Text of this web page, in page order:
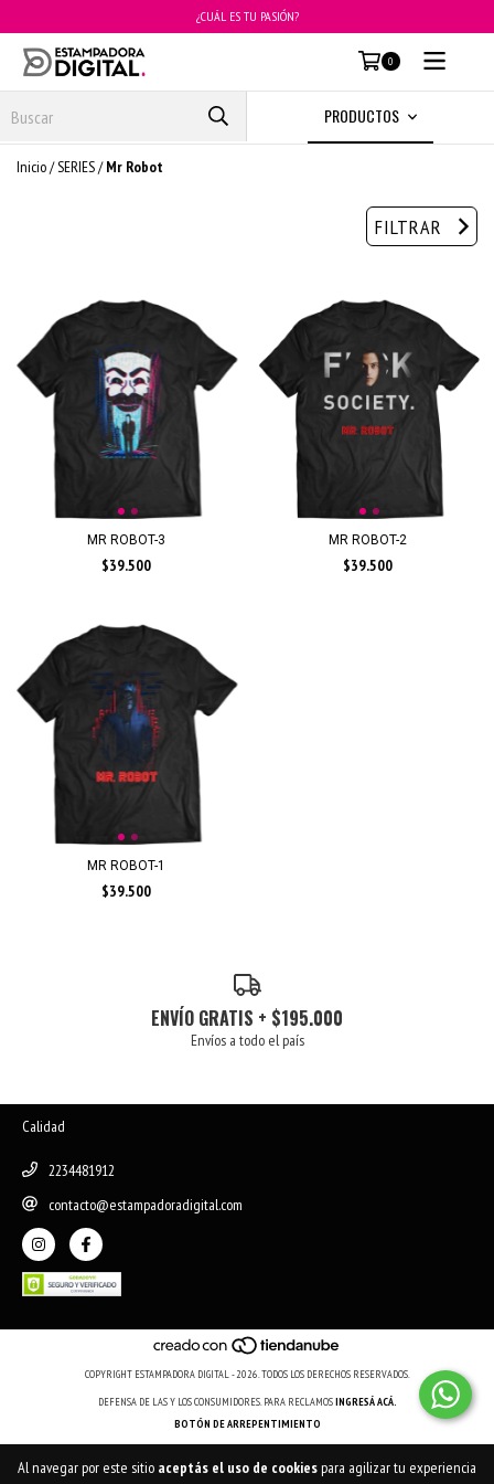
Al navegar por este sitio aceptás el uso de cookiespara agilizar tu experiencia
¿CUÁL ES TU PASIÓN?
0
PRODUCTOS
Inicio/SERIES/ Mr Robot
FILTRAR
MR ROBOT-3
$39.500
MR ROBOT-2
$39.500
MR ROBOT-1
$39.500
ENVÍO GRATIS + $195.000
Envíos a todo el país
Calidad
2234481912
contacto@estampadoradigital.com
COPYRIGHT ESTAMPADORA DIGITAL - 2026. TODOS LOS DERECHOS RESERVADOS.
DEFENSA DE LAS Y LOS CONSUMIDORES. PARA RECLAMOSINGRESÁ ACÁ.
BOTÓN DE ARREPENTIMIENTO